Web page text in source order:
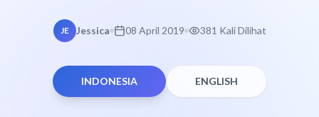
JE Jessica 08 April 2019 381 Kali Dilihat
INDONESIA ENGLISH